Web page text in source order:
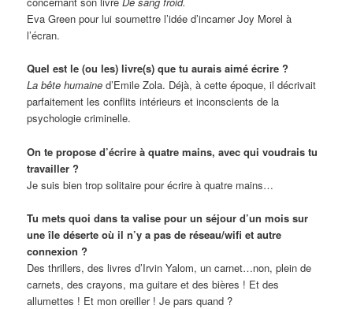
Eva Green pour lui soumettre l’idée d’incarner Joy Morel à
l’écran.
Quel est le (ou les) livre(s) que tu aurais aimé écrire ?
La bête humaine d’Emile Zola. Déjà, à cette époque, il décrivait
parfaitement les conflits intérieurs et inconscients de la
psychologie criminelle.
On te propose d’écrire à quatre mains, avec qui voudrais tu
travailler ?
Je suis bien trop solitaire pour écrire à quatre mains…
Tu mets quoi dans ta valise pour un séjour d’un mois sur
une île déserte où il n’y a pas de réseau/wifi et autre
connexion ?
Des thrillers, des livres d’Irvin Yalom, un carnet…non, plein de
carnets, des crayons, ma guitare et des bières ! Et des
allumettes ! Et mon oreiller ! Je pars quand ?